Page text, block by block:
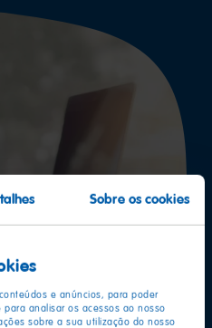
Sobre os cookies
e anúncios, para poder
analisar os acessos ao nosso
sobre a sua utilização do nosso